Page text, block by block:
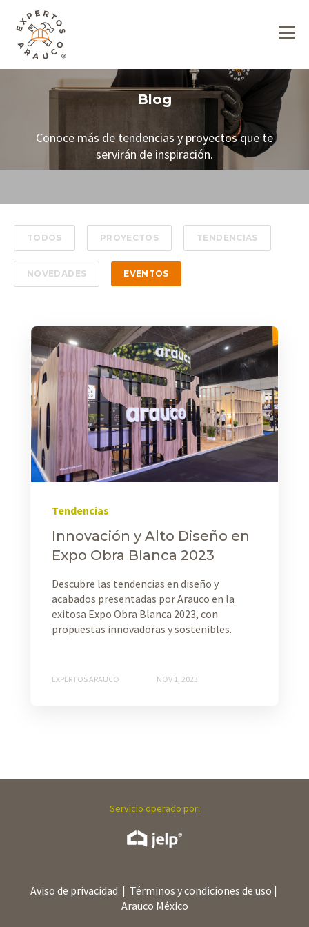
Blog
Conoce más de tendencias y proyectos que te
servirán de inspiración.
TODOS PROYECTOS TENDENCIAS
NOVEDADES EVENTOS
Tendencias
Innovación y Alto Diseño en
Expo Obra Blanca 2023
Descubre las tendencias en diseño y
acabados presentadas por Arauco en la
exitosa Expo Obra Blanca 2023, con
propuestas innovadoras y sostenibles.
EXPERTOS ARAUCO NOV 1, 2023
Servicio operado por:
Aviso de privacidad | Términos y condiciones de uso |
Arauco México